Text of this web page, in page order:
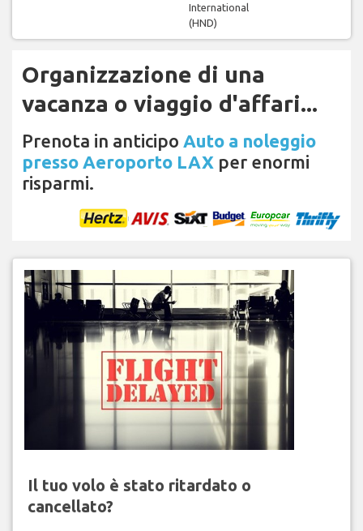
International
(HND)
Organizzazione di una
vacanza o viaggio d'affari...
Prenota in anticipo Auto a noleggio
presso Aeroporto LAX per enormi
risparmi.
Il tuo volo è stato ritardato o
cancellato?